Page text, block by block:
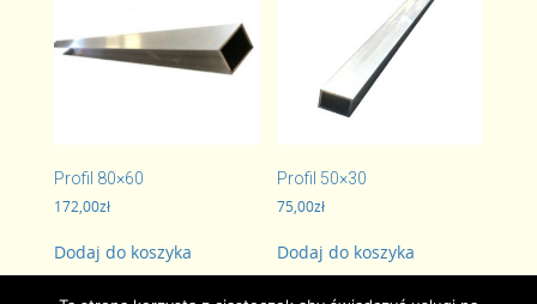
Profil 80×60
172,00zł
Dodaj do koszyka
Profil 50×30
75,00zł
Dodaj do koszyka